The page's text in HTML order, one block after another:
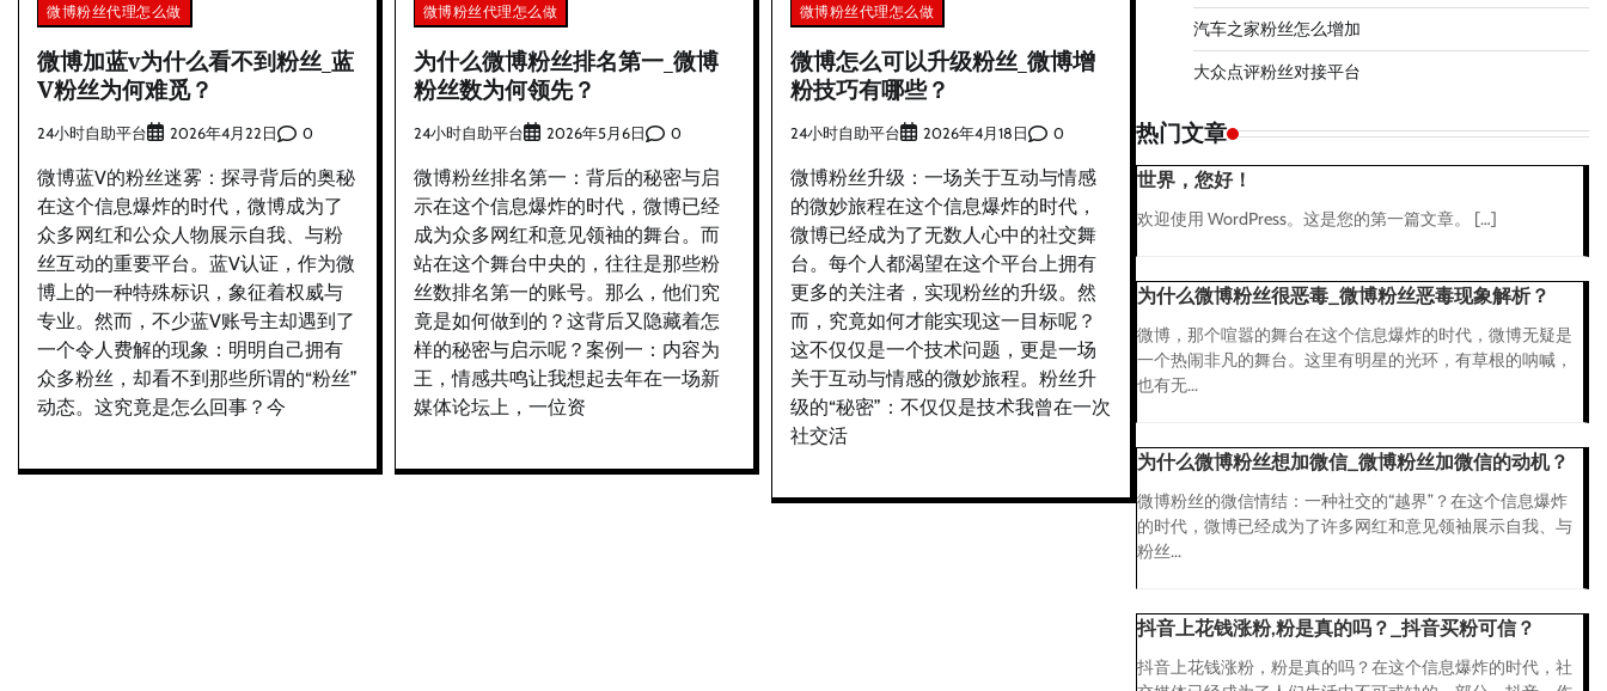
微博粉丝代理怎么做
微博加蓝v为什么看不到粉丝_蓝
V粉丝为何难觅？
24小时自助平台 2026年4月22日 0
微博蓝V的粉丝迷雾：探寻背后的奥秘
在这个信息爆炸的时代，微博成为了
众多网红和公众人物展示自我、与粉
丝互动的重要平台。蓝V认证，作为微
博上的一种特殊标识，象征着权威与
专业。然而，不少蓝V账号主却遇到了
一个令人费解的现象：明明自己拥有
众多粉丝，却看不到那些所谓的“粉丝”
动态。这究竟是怎么回事？今
微博粉丝代理怎么做
为什么微博粉丝排名第一_微博
粉丝数为何领先？
24小时自助平台 2026年5月6日 0
微博粉丝排名第一：背后的秘密与启
示在这个信息爆炸的时代，微博已经
成为众多网红和意见领袖的舞台。而
站在这个舞台中央的，往往是那些粉
丝数排名第一的账号。那么，他们究
竟是如何做到的？这背后又隐藏着怎
样的秘密与启示呢？案例一：内容为
王，情感共鸣让我想起去年在一场新
媒体论坛上，一位资
微博粉丝代理怎么做
微博怎么可以升级粉丝_微博增
粉技巧有哪些？
24小时自助平台 2026年4月18日 0
微博粉丝升级：一场关于互动与情感
的微妙旅程在这个信息爆炸的时代，
微博已经成为了无数人心中的社交舞
台。每个人都渴望在这个平台上拥有
更多的关注者，实现粉丝的升级。然
而，究竟如何才能实现这一目标呢？
这不仅仅是一个技术问题，更是一场
关于互动与情感的微妙旅程。粉丝升
级的“秘密”：不仅仅是技术我曾在一次
社交活
汽车之家粉丝怎么增加
大众点评粉丝对接平台
热门文章
世界，您好！
欢迎使用 WordPress。这是您的第一篇文章。 […]
为什么微博粉丝很恶毒_微博粉丝恶毒现象解析？
微博，那个喧嚣的舞台在这个信息爆炸的时代，微博无疑是
一个热闹非凡的舞台。这里有明星的光环，有草根的呐喊，
也有无...
为什么微博粉丝想加微信_微博粉丝加微信的动机？
微博粉丝的微信情结：一种社交的“越界”？在这个信息爆炸
的时代，微博已经成为了许多网红和意见领袖展示自我、与
粉丝...
抖音上花钱涨粉,粉是真的吗？_抖音买粉可信？
抖音上花钱涨粉，粉是真的吗？在这个信息爆炸的时代，社